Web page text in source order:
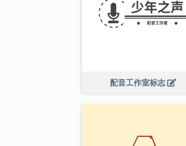
配音工作室标志